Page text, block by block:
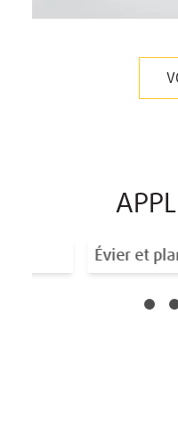
Évier et plan de